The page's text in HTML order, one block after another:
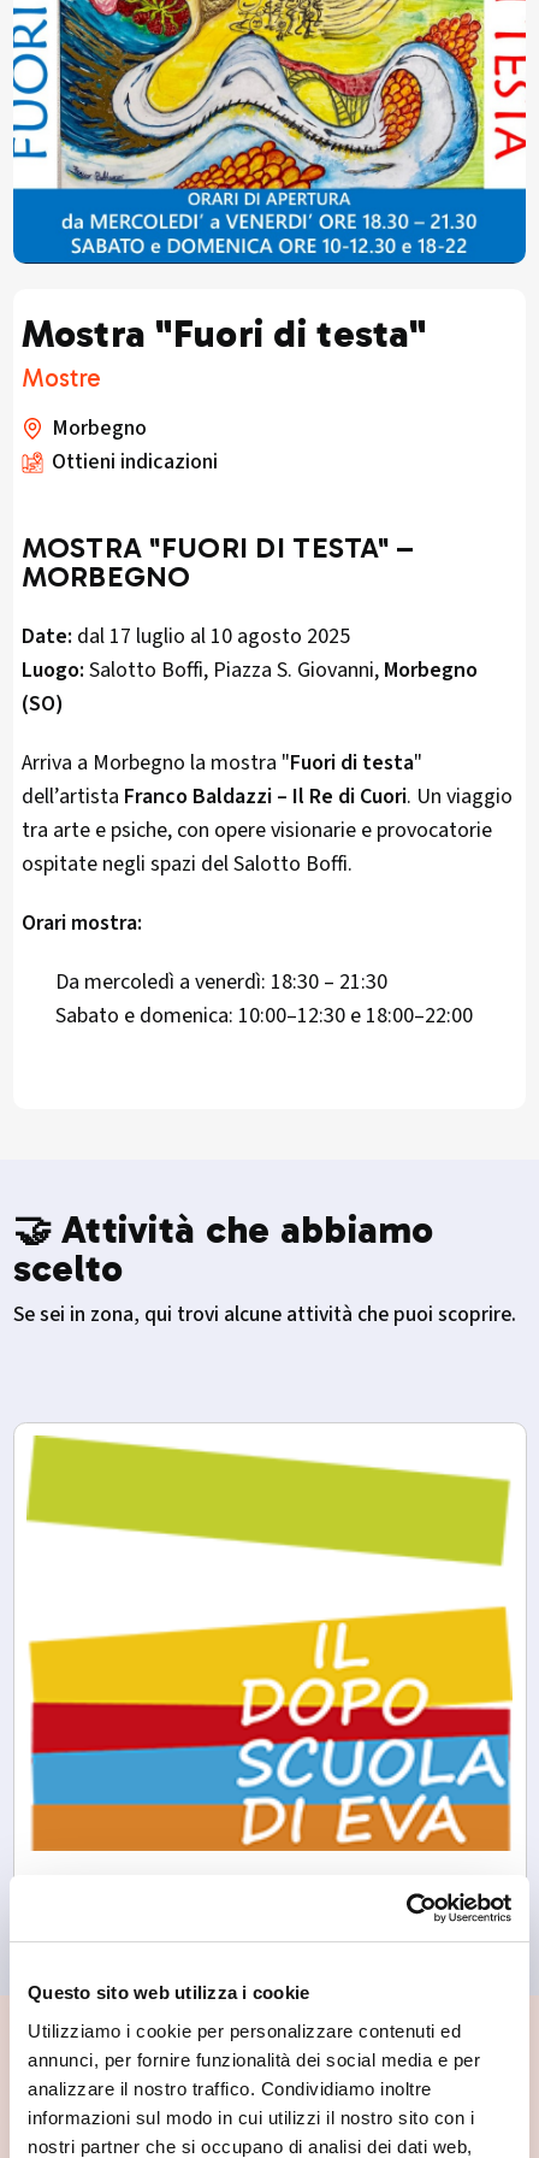
Questo sito web utilizza i cookie
Utilizziamo i cookie per personalizzare contenuti ed
annunci, per fornire funzionalità dei social media e per
analizzare il nostro traffico. Condividiamo inoltre
informazioni sul modo in cui utilizzi il nostro sito con i
nostri partner che si occupano di analisi dei dati web,
Mostra "Fuori di testa"
Mostre
Morbegno
Ottieni indicazioni
MOSTRA "FUORI DI TESTA" –
MORBEGNO
Date: dal 17 luglio al 10 agosto 2025
Luogo: Salotto Boffi, Piazza S. Giovanni, Morbegno
(SO)
Arriva a Morbegno la mostra "Fuori di testa"
dell’artista Franco Baldazzi – Il Re di Cuori. Un viaggio
tra arte e psiche, con opere visionarie e provocatorie
ospitate negli spazi del Salotto Boffi.
Orari mostra:
Da mercoledì a venerdì: 18:30 – 21:30
Sabato e domenica: 10:00–12:30 e 18:00–22:00
🤝 Attività che abbiamo
scelto
Se sei in zona, qui trovi alcune attività che puoi scoprire.
📍 Cosa vedere nei dintorni
Se vuoi scoprire di più su questa zona, qui trovi altri
spunti utili.